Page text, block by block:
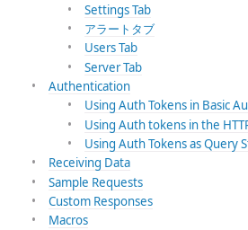
Settings Tab
アラートタブ
Users Tab
Server Tab
Authentication
Using Auth Tokens in Basic
Using Auth tokens in the
Using Auth Tokens as Query
Receiving Data
Sample Requests
Custom Responses
Macros